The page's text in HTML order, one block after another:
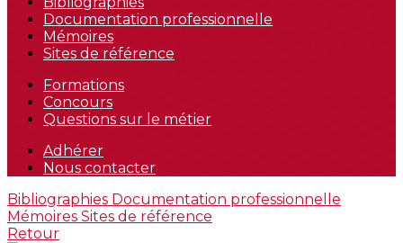
Documentation professionnelle
Mémoires
Sites de référence
Formations
Concours
Questions sur le métier
Adhérer
Nous contacter
Bibliographies Documentation professionnelle
Mémoires Sites de référence
Retour